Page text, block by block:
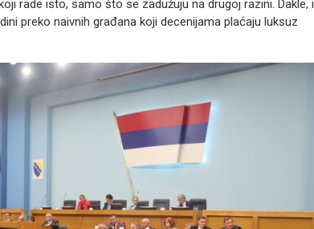
rade isto, samo što se zadužuju na drugoj razini. Dakle, i
preko naivnih građana koji decenijama plaćaju luksuz